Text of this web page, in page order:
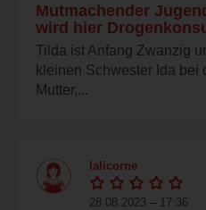
Mutmachender
wird hier
Tilda ist Anfang Zwanzig
kleinen Schwester Ida bei
Mutter,...
lalicorne
28.08.2023 – 17:36